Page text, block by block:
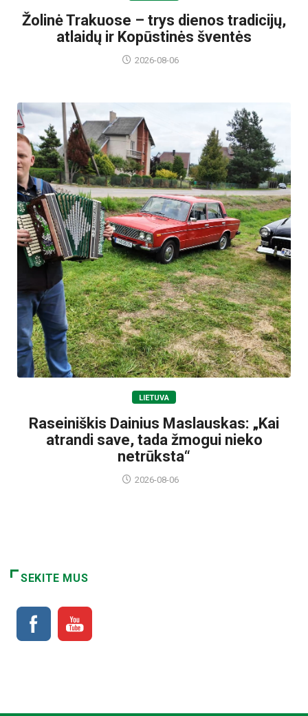
Žolinė Trakuose – trys dienos tradicijų,
atlaidų ir Kopūstinės šventės
2026-08-06
LIETUVA
Raseiniškis Dainius Maslauskas: „Kai
atrandi save, tada žmogui nieko
netrūksta“
2026-08-06
SEKITE MUS